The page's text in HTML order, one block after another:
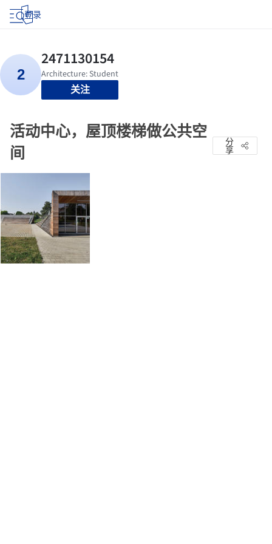
登录
关注
活动中心，屋顶楼梯做公共空
间
分
享